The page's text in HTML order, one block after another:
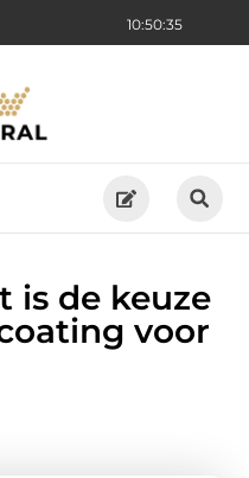
10:50:36
is de keuze
voor